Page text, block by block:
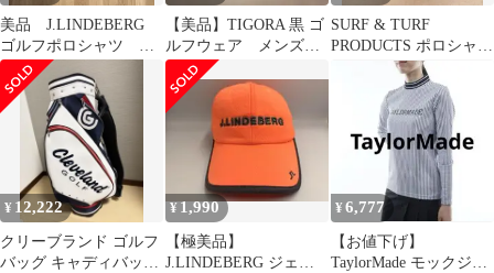
美品 J.LINDEBERG
ゴルフポロシャツ L
サイズ
【美品】TIGORA 黒 ゴ
ルフウェア メンズシ
ョートパンツ
SURF & TURF
PRODUCTS ポロシャツ
ネイビー M
¥ 12,222
クリーブランド ゴルフ
バッグ キャディバッグ
¥1,990
【極美品】
J.LINDEBERG ジェイ
¥6,777
【お値下げ】
TaylorMade モックジッ